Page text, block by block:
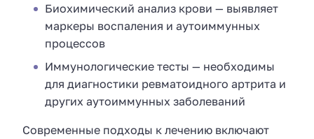
Биохимический анализ крови — выявляет
маркеры воспаления и аутоиммунных
процессов
Иммунологические тесты — необходимы
для диагностики ревматоидного артрита и
других аутоиммунных заболеваний
Современные подходы к лечению включают